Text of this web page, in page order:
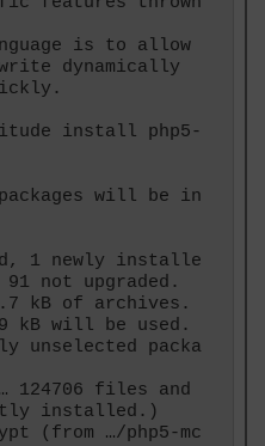
is to allow
dynamically
install php5-
will be in
1 newly installe
not upgraded.
kB of archives.
kB will be used.
unselected packa
124706 files and
installed.)
(from …/php5-mc